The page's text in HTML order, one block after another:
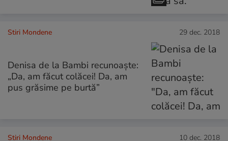
Stiri Mondene 29 dec. 2018
Denisa de la Bambi recunoaște:
„Da, am făcut colăcei! Da, am
pus grăsime pe burtă”
Stiri Mondene 10 dec. 2018